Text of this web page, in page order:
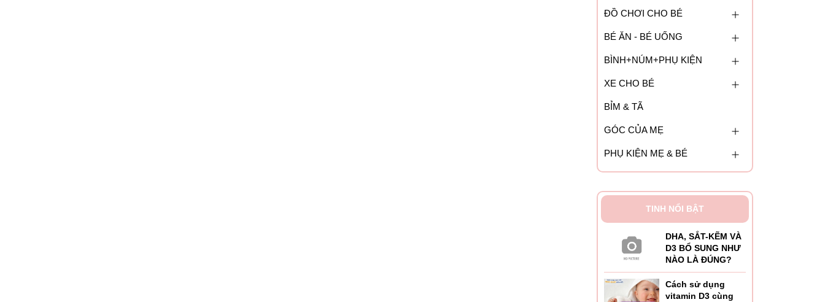
ĐỒ CHƠI CHO BÉ
BÉ ĂN - BÉ UỐNG
BÌNH+NÚM+PHỤ KIỆN
XE CHO BÉ
BỈM & TÃ
GÓC CỦA MẸ
PHỤ KIỆN MẸ & BÉ
TINH NỔI BẬT
DHA, SẮT-KẼM VÀ
D3 BỔ SUNG NHƯ
NÀO LÀ ĐÚNG?
Cách sử dụng
vitamin D3 cùng